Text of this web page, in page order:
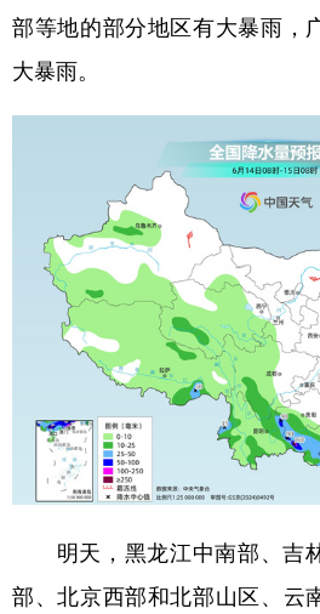
多语种频道
English
Português
部等地的部分地区有大暴雨，
大暴雨。
明天，黑龙江中南部、吉
部、北京西部和北部山区、云